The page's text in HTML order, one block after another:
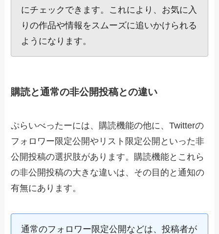
にチェックできます。これにより、お気に入
りの作品や情報をスムーズに追いかけられる
ようになります。
購読と通常の非公開投稿との違い
ぷらいべったーには、購読機能の他に、Twitterの
フォロワー限定公開やリスト限定公開といった非
公開投稿の選択肢があります。購読機能とこれら
の非公開投稿の大きな違いは、その目的と通知の
有無にあります。
通常のフォロワー限定公開などは、投稿者が